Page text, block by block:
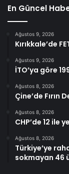
En Güncel
Ağustos 9, 2026
Kırıkkale’de
Ağustos 9, 2026
İTO’ya göre
Ağustos 8, 2026
Çine’de
Ağustos 8, 2026
CHP’de 12 ile
Ağustos 8, 2026
Türkiye’ye
sokmayan 46